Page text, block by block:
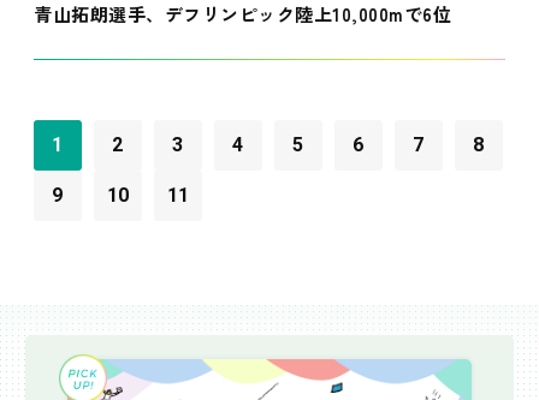
青山拓朗選手、デフリンピック陸上10,000mで6位
1 2 3 4 5 6 7 8
9 10 11